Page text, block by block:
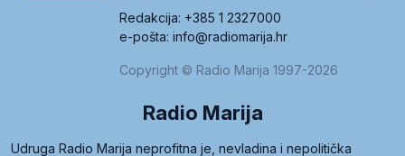
Redakcija: +385 1 2327000
e-pošta: info@radiomarija.hr
Copyright © Radio Marija 1997-2026
Radio Marija
Udruga Radio Marija neprofitna je, nevladina i nepolitička